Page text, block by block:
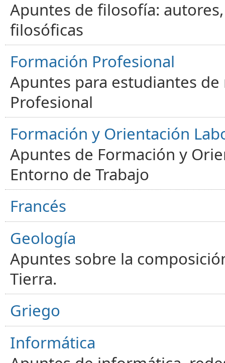
Apuntes de filosofía:
filosóficas
Formación Profesional
Apuntes para estudiantes
Profesional
Formación y Orientación
Apuntes de Formación y
Entorno de Trabajo
Francés
Geología
Apuntes sobre la
Tierra.
Griego
Informática